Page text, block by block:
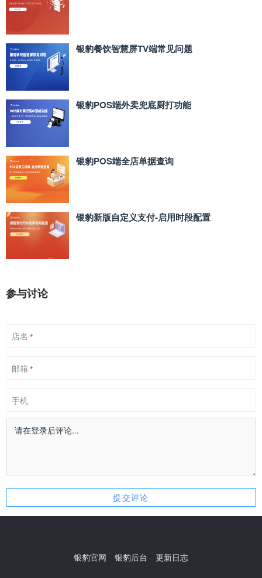
银豹餐饮智慧屏TV端常见问题
银豹POS端外卖兜底厨打功能
银豹POS端全店单据查询
银豹新版自定义支付‑启用时段配置
参与讨论
店名 *
邮箱 *
手机
银豹官网 银豹后台 更新日志